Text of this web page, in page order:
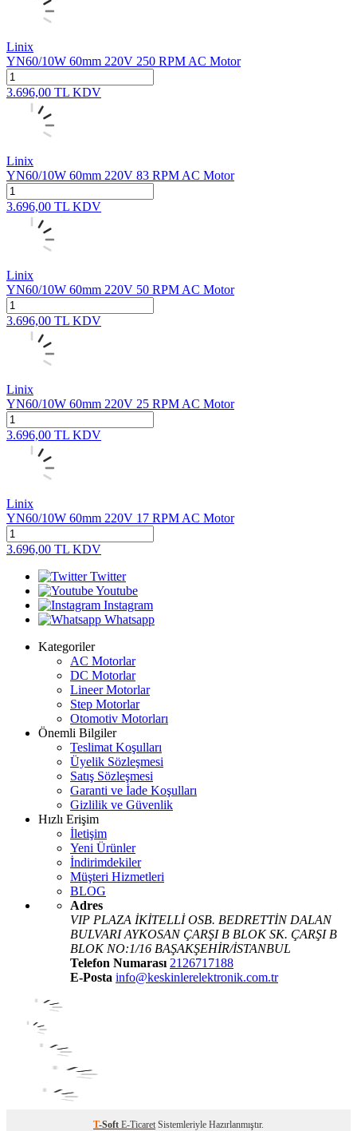
Linix
YN60/10W 60mm 220V 250 RPM AC Motor
3.696,00 TL KDV
Linix
YN60/10W 60mm 220V 83 RPM AC Motor
3.696,00 TL KDV
Linix
YN60/10W 60mm 220V 50 RPM AC Motor
3.696,00 TL KDV
Linix
YN60/10W 60mm 220V 25 RPM AC Motor
3.696,00 TL KDV
Linix
YN60/10W 60mm 220V 17 RPM AC Motor
3.696,00 TL KDV
Twitter
Youtube
Instagram
Whatsapp
Kategoriler
AC Motorlar
DC Motorlar
Lineer Motorlar
Step Motorlar
Otomotiv Motorları
Önemli Bilgiler
Teslimat Koşulları
Üyelik Sözleşmesi
Satış Sözleşmesi
Garanti ve İade Koşulları
Gizlilik ve Güvenlik
Hızlı Erişim
İletişim
Yeni Ürünler
İndirimdekiler
Müşteri Hizmetleri
BLOG
Adres
VIP PLAZA İKİTELLİ OSB. BEDRETTİN DALAN
BULVARI AYKOSAN ÇARŞI B BLOK SK. ÇARŞI B
BLOK NO:1/16 BAŞAKŞEHİR/İSTANBUL
Telefon Numarası 2126717188
E-Posta info@keskinlerelektronik.com.tr
T-Soft E-Ticaret Sistemleriyle Hazırlanmıştır.